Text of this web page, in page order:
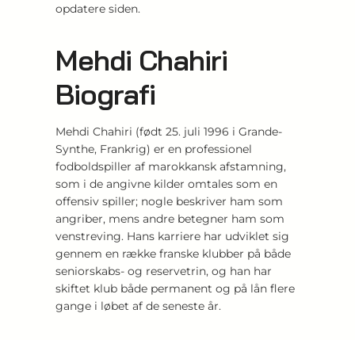
opdatere siden.
Mehdi Chahiri
Biografi
Mehdi Chahiri (født 25. juli 1996 i Grande-
Synthe, Frankrig) er en professionel
fodboldspiller af marokkansk afstamning,
som i de angivne kilder omtales som en
offensiv spiller; nogle beskriver ham som
angriber, mens andre betegner ham som
venstreving. Hans karriere har udviklet sig
gennem en række franske klubber på både
seniorskabs- og reservetrin, og han har
skiftet klub både permanent og på lån flere
gange i løbet af de seneste år.